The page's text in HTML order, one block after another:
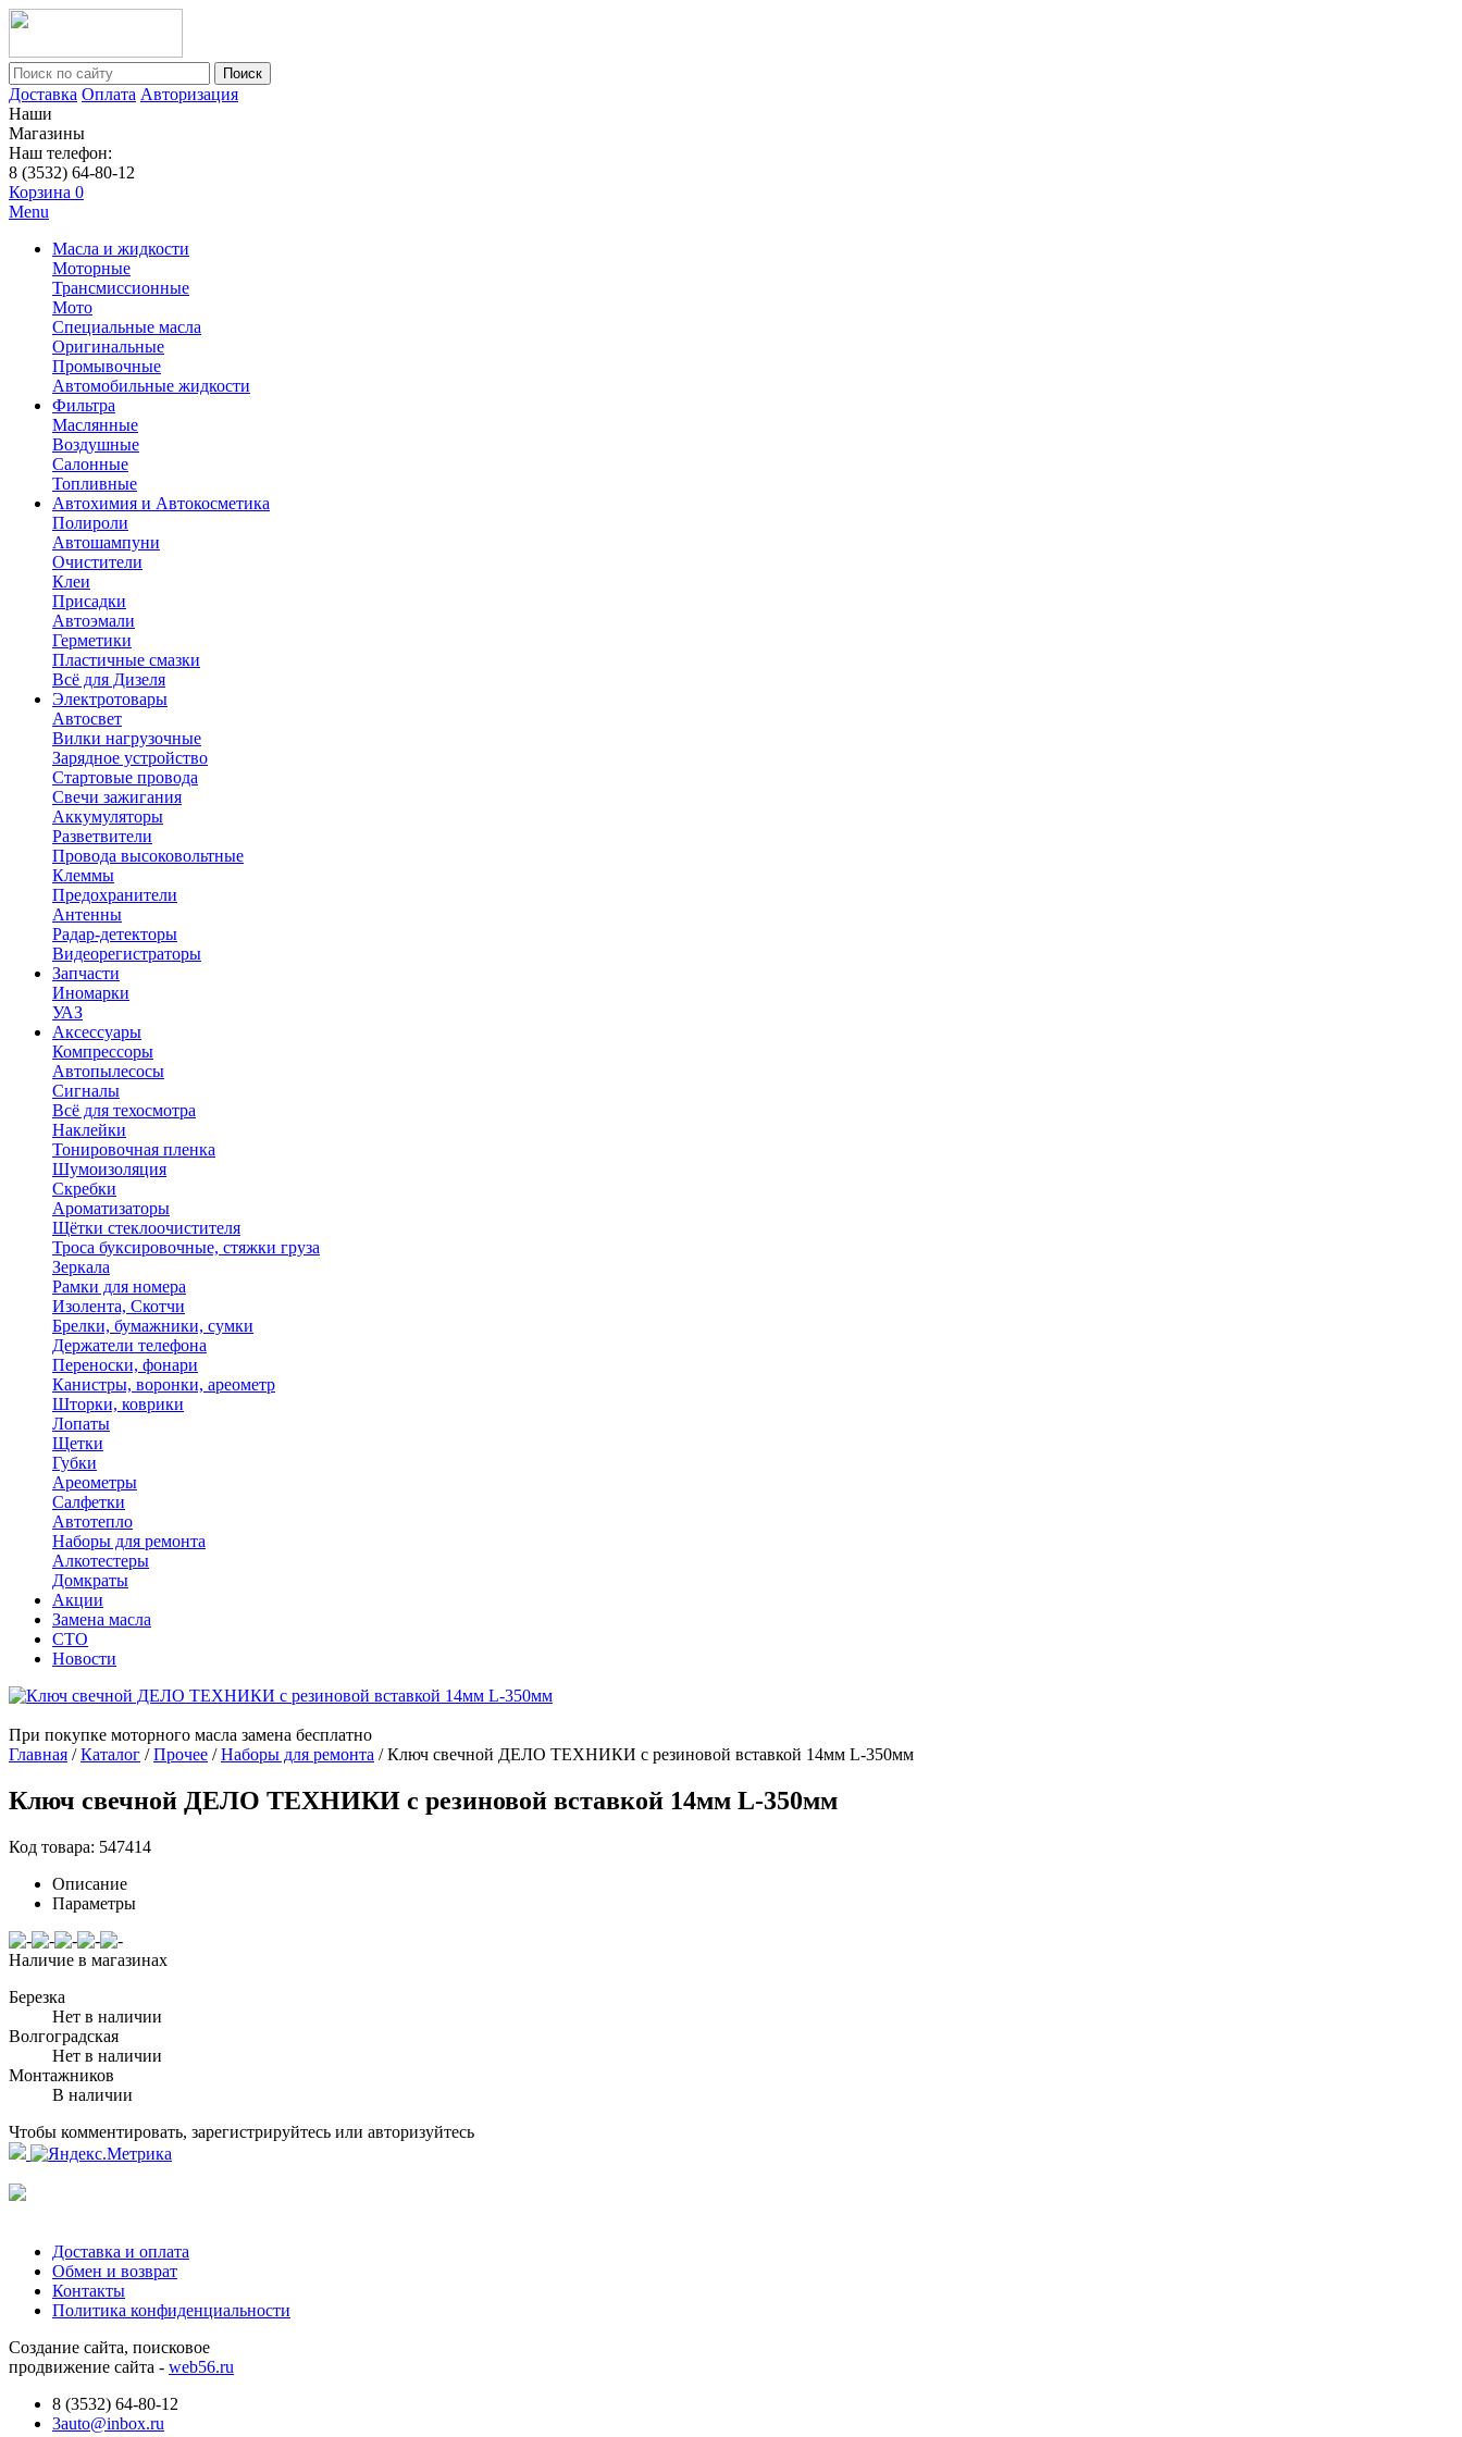
Поиск
Доставка Оплата Авторизация
Наши
Магазины
Наш телефон:
8 (3532) 64-80-12
Корзина 0
Menu
Масла и жидкости
Моторные
Трансмиссионные
Мото
Специальные масла
Оригинальные
Промывочные
Автомобильные жидкости
Фильтра
Маслянные
Воздушные
Салонные
Топливные
Автохимия и Автокосметика
Полироли
Автошампуни
Очистители
Клеи
Присадки
Автоэмали
Герметики
Пластичные смазки
Всё для Дизеля
Электротовары
Автосвет
Вилки нагрузочные
Зарядное устройство
Стартовые провода
Свечи зажигания
Аккумуляторы
Разветвители
Провода высоковольтные
Клеммы
Предохранители
Антенны
Радар-детекторы
Видеорегистраторы
Запчасти
Иномарки
УАЗ
Аксесcуары
Компрессоры
Автопылесосы
Сигналы
Всё для техосмотра
Наклейки
Тонировочная пленка
Шумоизоляция
Скребки
Ароматизаторы
Щётки стеклоочистителя
Троса буксировочные, стяжки груза
Зеркала
Рамки для номера
Изолента, Скотчи
Брелки, бумажники, сумки
Держатели телефона
Переноски, фонари
Канистры, воронки, ареометр
Шторки, коврики
Лопаты
Щетки
Губки
Ареометры
Салфетки
Автотепло
Наборы для ремонта
Алкотестеры
Домкраты
Акции
Замена масла
СТО
Новости
При покупке моторного масла замена бесплатно
Главная /Каталог /Прочее /Наборы для ремонта /Ключ свечной ДЕЛО ТЕХНИКИ с резиновой вставкой 14мм L-350мм
Ключ свечной ДЕЛО ТЕХНИКИ с резиновой вставкой 14мм L-350мм
Код товара: 547414
Описание
Параметры
Наличие в магазинах
Березка
Нет в наличии
Волгоградская
Нет в наличии
Монтажников
В наличии
Чтобы комментировать, зарегистрируйтесь или авторизуйтесь
Доставка и оплата
Обмен и возврат
Контакты
Политика конфиденциальности
Создание сайта, поисковое
продвижение сайта - web56.ru
8 (3532) 64-80-12
3auto@inbox.ru